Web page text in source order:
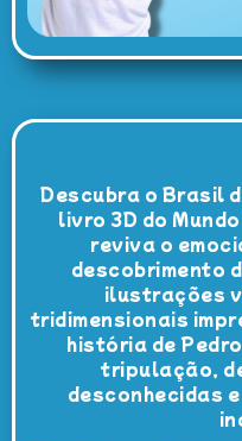
Descubra o Brasil
livro 3D do
reviva o
descobrimento
ilustrações
tridimensionais
história de
tripulação,
desconhecidas